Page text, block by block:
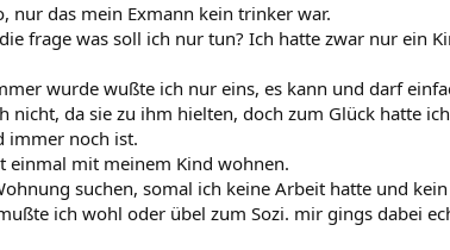
nur das mein Exmann kein trinker war.
frage was soll ich nur tun? Ich hatte zwar nur ein
wurde wußte ich nur eins, es kann und darf
nicht, da sie zu ihm hielten, doch zum Glück hatte
immer noch ist.
einmal mit meinem Kind wohnen.
suchen, somal ich keine Arbeit hatte und
ich wohl oder übel zum Sozi. mir gings dabei